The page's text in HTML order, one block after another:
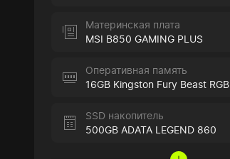
Материнская плата
MSI B850 GAMING PLUS
Оперативная память
16GB Kingston Fury Beast RGB
SSD накопитель
500GB ADATA LEGEND 860